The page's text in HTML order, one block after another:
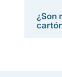
¿Son